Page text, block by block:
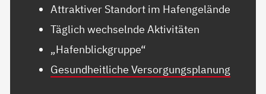
Attraktiver Standort im Hafengelände
Täglich wechselnde Aktivitäten
„Hafenblickgruppe“
Gesundheitliche Versorgungsplanung